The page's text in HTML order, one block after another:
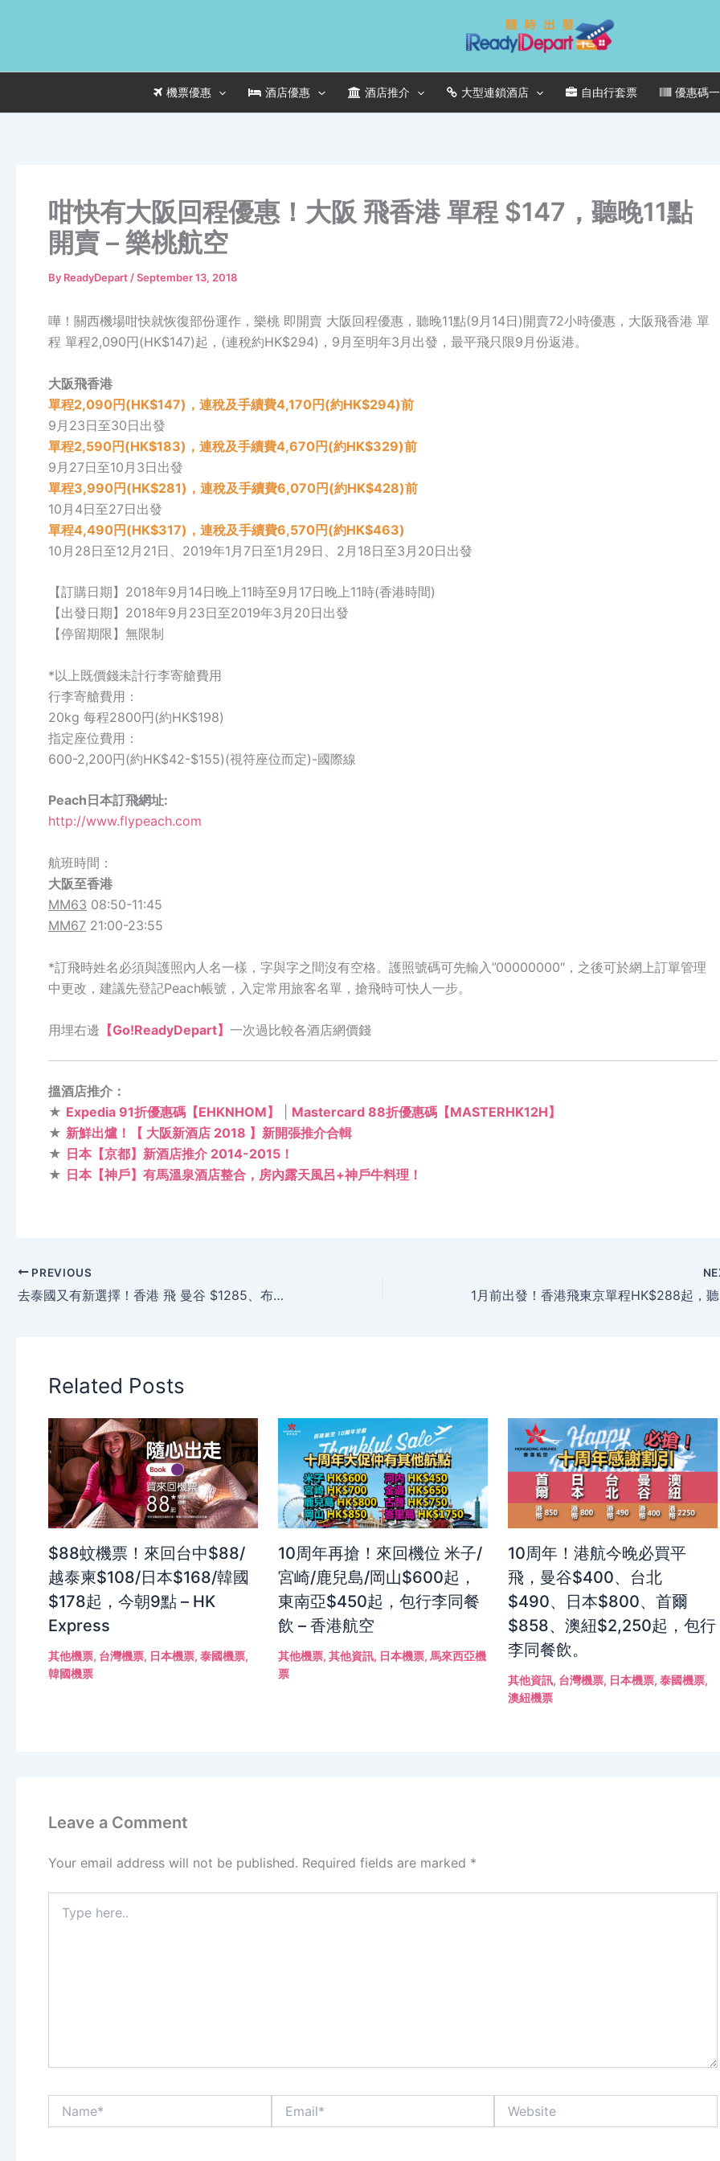
機票優惠 酒店優惠 酒店推介 大型連鎖酒店 自由行套票 優惠碼
咁快有大阪回程優惠！大阪 飛香港 單程 $147，聽晚11點
開賣 – 樂桃航空
By ReadyDepart /September 13, 2018
嘩！關西機場咁快就恢復部份運作，樂桃 即開賣 大阪回程優惠，聽晚11點(9月14日)開賣72小時優惠，大阪飛香港 單
程 單程2,090円(HK$147)起，(連稅約HK$294)，9月至明年3月出發，最平飛只限9月份返港。
大阪飛香港
單程2,090円(HK$147)，連稅及手續費4,170円(約HK$294)前
9月23日至30日出發
單程2,590円(HK$183)，連稅及手續費4,670円(約HK$329)前
9月27日至10月3日出發
單程3,990円(HK$281)，連稅及手續費6,070円(約HK$428)前
10月4日至27日出發
單程4,490円(HK$317)，連稅及手續費6,570円(約HK$463)
10月28日至12月21日、2019年1月7日至1月29日、2月18日至3月20日出發
【訂購日期】2018年9月14日晚上11時至9月17日晚上11時(香港時間)
【出發日期】2018年9月23日至2019年3月20日出發
【停留期限】無限制
*以上既價錢未計行李寄艙費用
行李寄艙費用：
20kg 每程2800円(約HK$198)
指定座位費用：
600-2,200円(約HK$42-$155)(視符座位而定)-國際線
Peach日本訂飛網址:
http://www.flypeach.com
航班時間：
大阪至香港
MM63 08:50-11:45
MM67 21:00-23:55
*訂飛時姓名必須與護照內人名一樣，字與字之間沒有空格。護照號碼可先輸入”00000000″，之後可於網上訂單管理
中更改，建議先登記Peach帳號，入定常用旅客名單，搶飛時可快人一步。
用埋右邊 【Go!ReadyDepart】 一次過比較各酒店網價錢
搵酒店推介：
★ Expedia 91折優惠碼【EHKNHOM】
Mastercard 88折優惠碼【MASTERHK12H】
★ 新鮮出爐！【 大阪新酒店 2018 】新開張推介合輯
★ 日本【京都】新酒店推介 2014-2015！
★ 日本【神戶】有馬溫泉酒店整合，房內露天風呂+神戶牛料理！
PREVIOUS
去泰國又有新選擇！香港 飛 曼谷 $1285、布吉 $1645起，1月前出發 – 泰國微笑航空
Related Posts
$88蚊機票！來回台中$88/
越泰柬$108/日本$168/韓國
$178起，今朝9點 – HK
Express
其他機票, 台灣機票, 日本機票, 泰國機票,
韓國機票
10周年再搶！來回機位 米子/
宮崎/鹿兒島/岡山$600起，
東南亞$450起，包行李同餐
飲 – 香港航空
其他機票, 其他資訊, 日本機票, 馬來西亞機
票
10周年！港航今晚必買平
飛，曼谷$400、台北
$490、日本$800、首爾
$858、澳紐$2,250起，包行
李同餐飲。
其他資訊, 台灣機票, 日本機票, 泰國機票,
澳紐機票
Leave a Comment
Your email address will not be published. Required fields are marked *
here..